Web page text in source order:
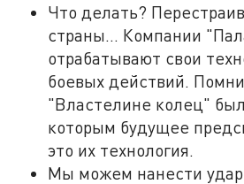
Что делать?
страны… Компании
отрабатывают свои
боевых действий.
"Властелине колец"
которым будущее
это их технология.
Мы можем нанести